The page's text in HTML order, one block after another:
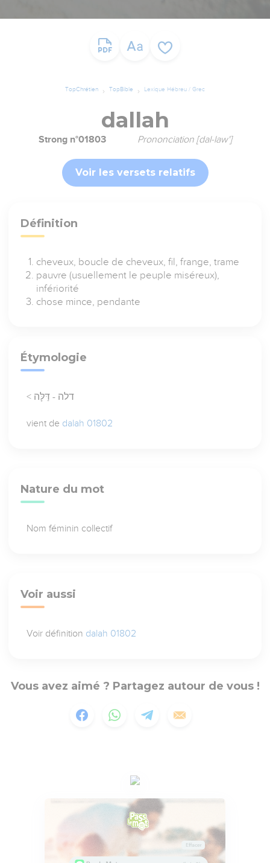
TopChrétien TopBible Lexique Hébreu / Grec
dallah
Strong n°01803 Prononciation [dal-law']
Voir les versets relatifs
Définition
cheveux, boucle de cheveux, fil, frange, trame
pauvre (usuellement le peuple miséreux),
infériorité
chose mince, pendante
Étymologie
< דלה - דַּלָּה
vient de dalah 01802
Nature du mot
Nom féminin collectif
Voir aussi
Voir définition dalah 01802
Vous avez aimé ? Partagez autour de vous !